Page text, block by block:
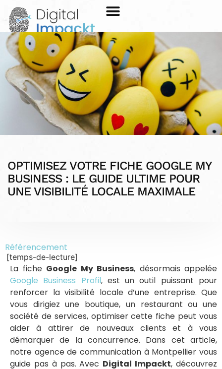
OPTIMISEZ VOTRE FICHE GOOGLE MY
BUSINESS : LE GUIDE ULTIME POUR
UNE VISIBILITÉ LOCALE MAXIMALE
Référencement
[temps-de-lecture]
La fiche Google My Business, désormais appelée
Google Business Profil, est un outil puissant pour
renforcer la visibilité locale d’une entreprise. Que
vous dirigiez une boutique, un restaurant ou une
société de services, optimiser cette fiche peut vous
aider à attirer de nouveaux clients et à vous
démarquer de la concurrence. Dans cet article,
notre agence de communication à Montpellier vous
guide pas à pas. Avec Digital Impackt, découvrez